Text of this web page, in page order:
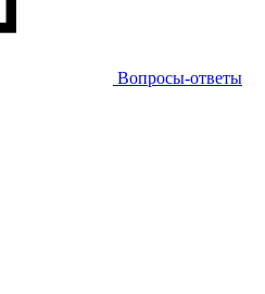
Вопросы-ответы